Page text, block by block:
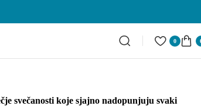
0
svečanosti koje sjajno nadopunjuju svaki